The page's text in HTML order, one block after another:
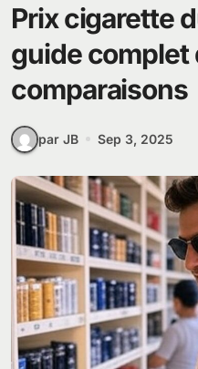
Prix cigarette
guide complet
comparaisons
par JB Sep 3, 2025